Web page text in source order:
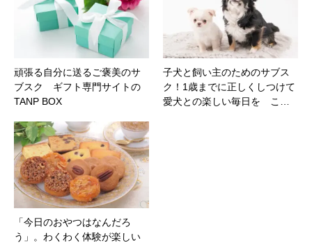
頑張る自分に送るご褒美のサ
ブスク ギフト専門サイトの
TANP BOX
子犬と飼い主のためのサブス
ク！1歳までに正しくしつけて
愛犬との楽しい毎日を こ…
「今日のおやつはなんだろ
う」。わくわく体験が楽しい